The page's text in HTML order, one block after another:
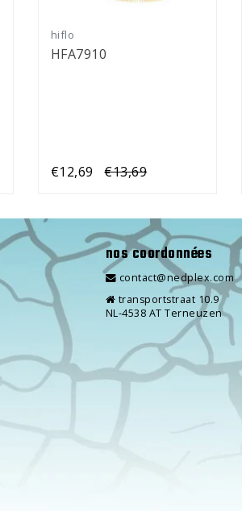
hiflo
HFA7910
€12,69 €13,69
nos coordonnées
contact@nedplex.com
transportstraat 10.9
NL-4538 AT Terneuzen